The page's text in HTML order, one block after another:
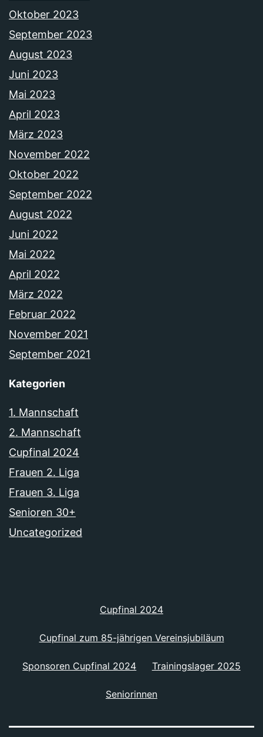
Oktober 2023
September 2023
August 2023
Juni 2023
Mai 2023
April 2023
März 2023
November 2022
Oktober 2022
September 2022
August 2022
Juni 2022
Mai 2022
April 2022
März 2022
Februar 2022
November 2021
September 2021
Kategorien
1. Mannschaft
2. Mannschaft
Cupfinal 2024
Frauen 2. Liga
Frauen 3. Liga
Senioren 30+
Uncategorized
Cupfinal 2024
Cupfinal zum 85-jährigen Vereinsjubiläum
Sponsoren Cupfinal 2024 Trainingslager 2025
Seniorinnen